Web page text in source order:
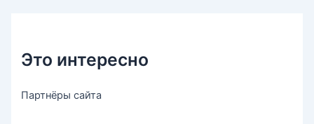
Это интересно
Партнёры сайта